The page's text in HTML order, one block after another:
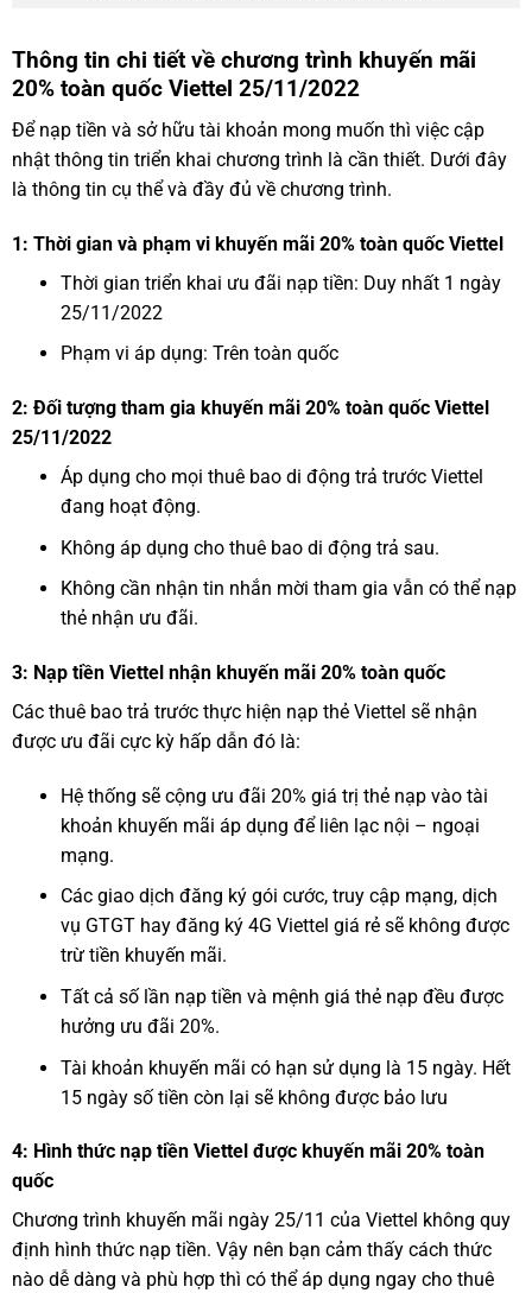
Thông tin chi tiết về chương trình khuyến mãi
20% toàn quốc Viettel 25/11/2022
Để nạp tiền và sở hữu tài khoản mong muốn thì việc cập
nhật thông tin triển khai chương trình là cần thiết. Dưới đây
là thông tin cụ thể và đầy đủ về chương trình.
1: Thời gian và phạm vi khuyến mãi 20% toàn quốc Viettel
Thời gian triển khai ưu đãi nạp tiền: Duy nhất 1 ngày
25/11/2022
Phạm vi áp dụng: Trên toàn quốc
2: Đối tượng tham gia khuyến mãi 20% toàn quốc Viettel
25/11/2022
Áp dụng cho mọi thuê bao di động trả trước Viettel
đang hoạt động.
Không áp dụng cho thuê bao di động trả sau.
Không cần nhận tin nhắn mời tham gia vẫn có thể nạp
thẻ nhận ưu đãi.
3: Nạp tiền Viettel nhận khuyến mãi 20% toàn quốc
Các thuê bao trả trước thực hiện nạp thẻ Viettel sẽ nhận
được ưu đãi cực kỳ hấp dẫn đó là:
Hệ thống sẽ cộng ưu đãi 20% giá trị thẻ nạp vào tài
khoản khuyến mãi áp dụng để liên lạc nội – ngoại
mạng.
Các giao dịch đăng ký gói cước, truy cập mạng, dịch
vụ GTGT hay đăng ký 4G Viettel giá rẻ sẽ không được
trừ tiền khuyến mãi.
Tất cả số lần nạp tiền và mệnh giá thẻ nạp đều được
hưởng ưu đãi 20%.
Tài khoản khuyến mãi có hạn sử dụng là 15 ngày. Hết
15 ngày số tiền còn lại sẽ không được bảo lưu
4: Hình thức nạp tiền Viettel được khuyến mãi 20% toàn
quốc
Chương trình khuyến mãi ngày 25/11 của Viettel không quy
định hình thức nạp tiền. Vậy nên bạn cảm thấy cách thức
nào dễ dàng và phù hợp thì có thể áp dụng ngay cho thuê